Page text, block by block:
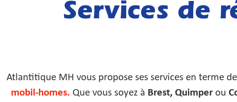
Services de
Atlantitique MH vous propose ses services en terme de
mobil-homes. Que vous soyez à Brest, Quimperou